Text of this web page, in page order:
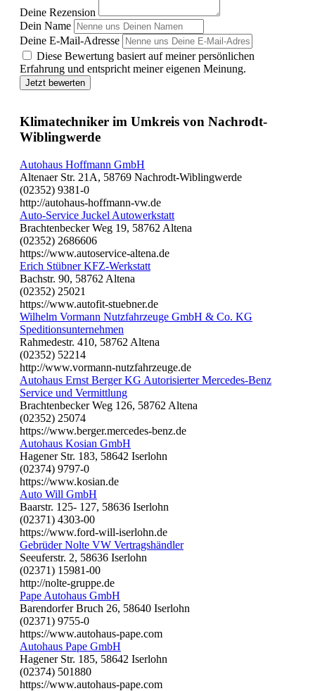
Deine Rezension
Dein Name
Deine E-Mail-Adresse
Diese Bewertung basiert auf meiner persönlichen
Erfahrung und entspricht meiner eigenen Meinung.
Jetzt bewerten
Klimatechniker im Umkreis von Nachrodt-
Wiblingwerde
Autohaus Hoffmann GmbH
Altenaer Str. 21A, 58769 Nachrodt-Wiblingwerde
(02352) 9381-0
http://autohaus-hoffmann-vw.de
Auto-Service Juckel Autowerkstatt
Brachtenbecker Weg 19, 58762 Altena
(02352) 2686606
https://www.autoservice-altena.de
Erich Stübner KFZ-Werkstatt
Bachstr. 90, 58762 Altena
(02352) 25021
https://www.autofit-stuebner.de
Wilhelm Vormann Nutzfahrzeuge GmbH & Co. KG
Speditionsunternehmen
Rahmedestr. 410, 58762 Altena
(02352) 52214
http://www.vormann-nutzfahrzeuge.de
Autohaus Ernst Berger KG Autorisierter Mercedes-Benz
Service und Vermittlung
Brachtenbecker Weg 126, 58762 Altena
(02352) 25074
https://www.berger.mercedes-benz.de
Autohaus Kosian GmbH
Hagener Str. 183, 58642 Iserlohn
(02374) 9797-0
https://www.kosian.de
Auto Will GmbH
Baarstr. 125- 127, 58636 Iserlohn
(02371) 4303-00
https://www.ford-will-iserlohn.de
Gebrüder Nolte VW Vertragshändler
Seeuferstr. 2, 58636 Iserlohn
(02371) 15981-00
http://nolte-gruppe.de
Pape Autohaus GmbH
Barendorfer Bruch 26, 58640 Iserlohn
(02371) 9755-0
https://www.autohaus-pape.com
Autohaus Pape GmbH
Hagener Str. 185, 58642 Iserlohn
(02374) 501880
https://www.autohaus-pape.com